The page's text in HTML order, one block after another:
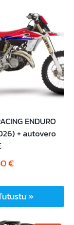
ENDURO
+ autovero
€
»